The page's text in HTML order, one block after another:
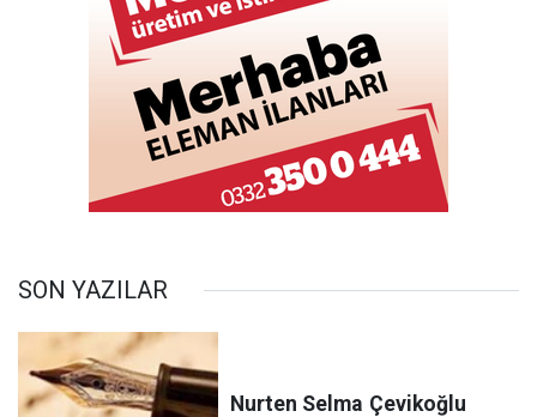
SON YAZILAR
Nurten Selma Çevikoğlu